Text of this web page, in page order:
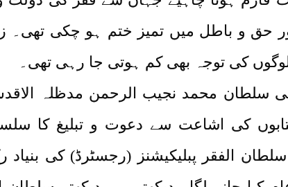
حق و باطل میں تمیز ختم ہو چکی
کی توجہ بھی کم ہوتی جا رہی تھی۔
محمد نجیب الرحمن مدظلہ الاقدس
کی اشاعت سے دعوت و تبلیغ کا
پذیرائی کے بعد2006ء میں سلطان الفقر پبلیکیشنز